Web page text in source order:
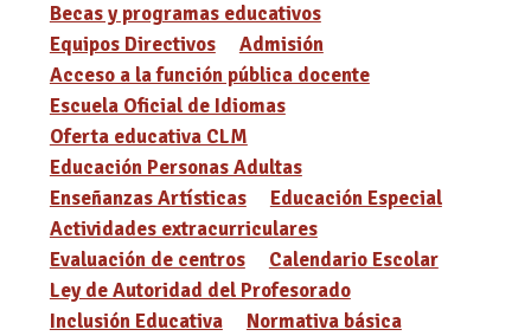
Becas y programas educativos
Equipos Directivos
Admisión
Acceso a la función pública docente
Escuela Oficial de Idiomas
Oferta educativa CLM
Educación Personas Adultas
Enseñanzas Artísticas
Educación Especial
Actividades extracurriculares
Evaluación de centros
Calendario Escolar
Ley de Autoridad del Profesorado
Inclusión Educativa
Normativa básica